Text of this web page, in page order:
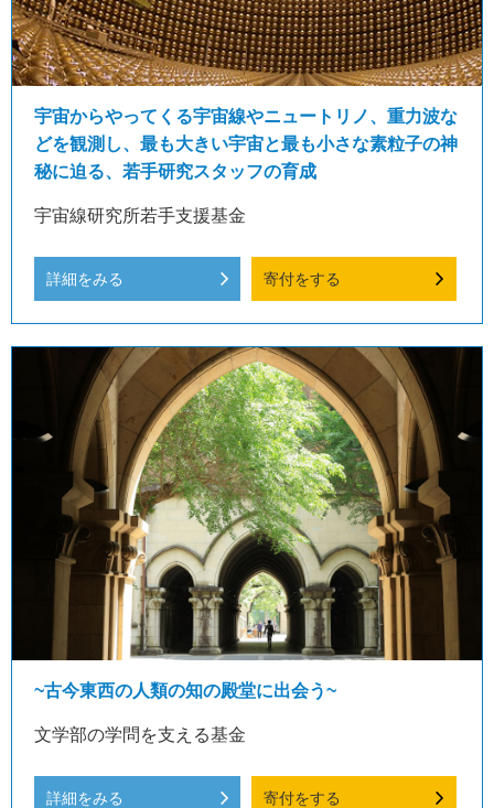
宇宙からやってくる宇宙線やニュートリノ、重力波な
どを観測し、最も大きい宇宙と最も小さな素粒子の神
秘に迫る、若手研究スタッフの育成
宇宙線研究所若手支援基金
詳細をみる 寄付をする
~古今東西の人類の知の殿堂に出会う~
文学部の学問を支える基金
詳細をみる 寄付をする